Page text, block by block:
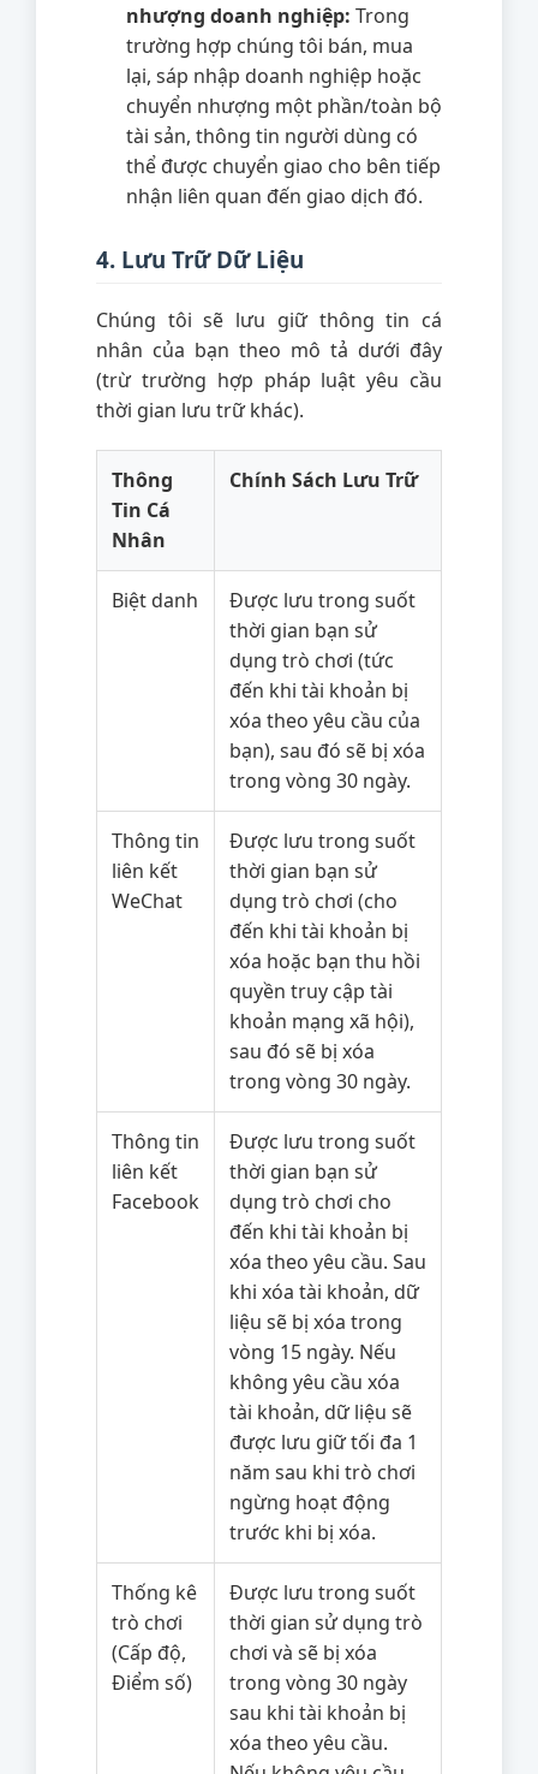
nhượng doanh nghiệp: Trong
trường hợp chúng tôi bán, mua
lại, sáp nhập doanh nghiệp hoặc
chuyển nhượng một phần/toàn bộ
tài sản, thông tin người dùng có
thể được chuyển giao cho bên tiếp
nhận liên quan đến giao dịch đó.
4. Lưu Trữ Dữ Liệu
Chúng tôi sẽ lưu giữ thông tin cá
nhân của bạn theo mô tả dưới đây
(trừ trường hợp pháp luật yêu cầu
thời gian lưu trữ khác).
Thông
Tin Cá
Nhân
Chính Sách Lưu Trữ
Biệt danh
Được lưu trong suốt
thời gian bạn sử
dụng trò chơi (tức
đến khi tài khoản bị
xóa theo yêu cầu của
bạn), sau đó sẽ bị xóa
trong vòng 30 ngày.
Thông tin
liên kết
WeChat
Được lưu trong suốt
thời gian bạn sử
dụng trò chơi (cho
đến khi tài khoản bị
xóa hoặc bạn thu hồi
quyền truy cập tài
khoản mạng xã hội),
sau đó sẽ bị xóa
trong vòng 30 ngày.
Thông tin
liên kết
Facebook
Được lưu trong suốt
thời gian bạn sử
dụng trò chơi cho
đến khi tài khoản bị
xóa theo yêu cầu. Sau
khi xóa tài khoản, dữ
liệu sẽ bị xóa trong
vòng 15 ngày. Nếu
không yêu cầu xóa
tài khoản, dữ liệu sẽ
được lưu giữ tối đa 1
năm sau khi trò chơi
ngừng hoạt động
trước khi bị xóa.
Thống kê
trò chơi
(Cấp độ,
Điểm số)
Được lưu trong suốt
thời gian sử dụng trò
chơi và sẽ bị xóa
trong vòng 30 ngày
sau khi tài khoản bị
xóa theo yêu cầu.